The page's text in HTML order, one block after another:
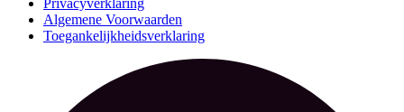
Algemene Voorwaarden
Toegankelijkheidsverklaring